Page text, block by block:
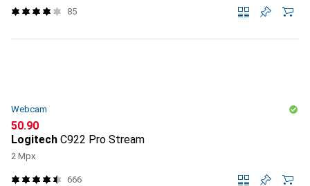
85
Webcam
CHF
50.90
Logitech C922 Pro Stream
2 Mpx
666